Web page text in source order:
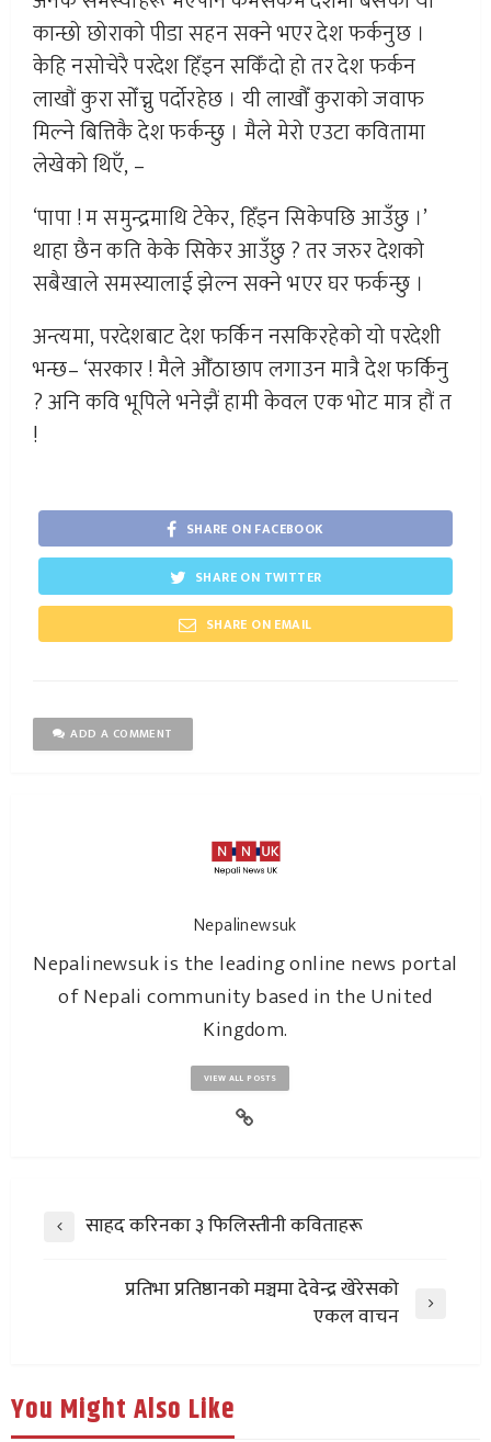
कान्छो छोराको पीडा सहन सक्ने भएर देश फर्कनुछ ।
केहि नसोचेरै परदेश हिँड्न सकिँदो हो तर देश फर्कन
लाखौं कुरा सोँच्नु पर्दोरहेछ । यी लाखौँ कुराको जवाफ
मिल्ने बित्तिकै देश फर्कन्छु । मैले मेरो एउटा कवितामा
लेखेको थिएँ, –
‘पापा ! म समुन्द्रमाथि टेकेर, हिँड्न सिकेपछि आउँछु ।’
थाहा छैन कति केके सिकेर आउँछु ? तर जरुर देशको
सबैखाले समस्यालाई झेल्न सक्ने भएर घर फर्कन्छु ।
अन्त्यमा, परदेशबाट देश फर्किन नसकिरहेको यो परदेशी
भन्छ– ‘सरकार ! मैले‌ ‌औँठाछाप लगाउन मात्रै देश फर्किनु
? अनि कवि भूपिले भनेझैं हामी केवल एक भोट मात्र हौं त
!
SHARE ON FACEBOOK
SHARE ON TWITTER
SHARE ON EMAIL
ADD A COMMENT
Nepalinewsuk
Nepalinewsuk is the leading online news portal
of Nepali community based in the United
Kingdom.
VIEW ALL POSTS
साहद करिनका ३ फिलिस्तीनी कविताहरू
प्रतिभा प्रतिष्ठानको मञ्चमा देवेन्द्र खेरेसको
एकल वाचन
You Might Also Like